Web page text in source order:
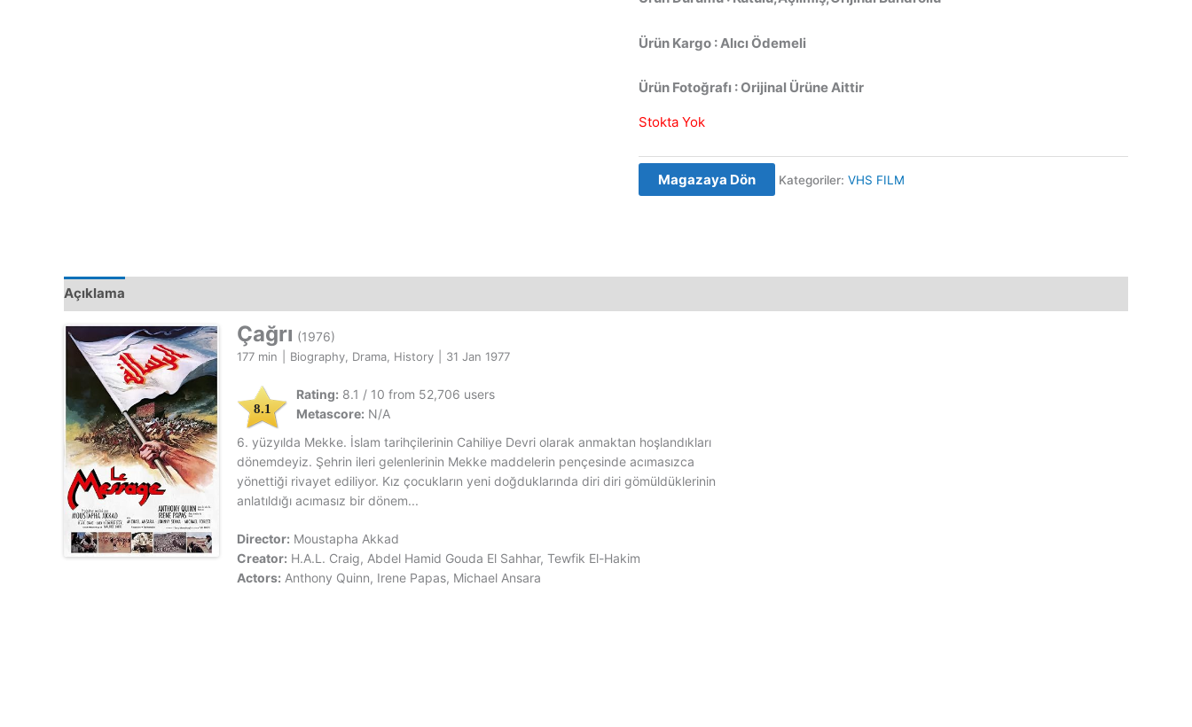
Ürün Kargo : Alıcı Ödemeli
Ürün Fotoğrafı : Orijinal Ürüne Aittir
Stokta Yok
Magazaya Dön Kategoriler: VHS FILM
Açıklama
Çağrı (1976)
177 min Biography, Drama, History 31 Jan 1977
8.1
Rating: 8.1 / 10 from 52,706 users
Metascore: N/A
6. yüzyılda Mekke. İslam tarihçilerinin Cahiliye Devri olarak anmaktan hoşlandıkları
dönemdeyiz. Şehrin ileri gelenlerinin Mekke maddelerin pençesinde acımasızca
yönettiği rivayet ediliyor. Kız çocukların yeni doğduklarında diri diri gömüldüklerinin
anlatıldığı acımasız bir dönem...
Director: Moustapha Akkad
Creator: H.A.L. Craig, Abdel Hamid Gouda El Sahhar, Tewfik El-Hakim
Actors: Anthony Quinn, Irene Papas, Michael Ansara